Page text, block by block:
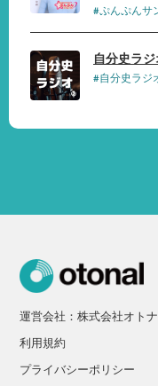
#ぷんぷんサ
自分史ラ
#自分史ラジ
運営会社：株式会社オト
利用規約
プライバシーポリシー